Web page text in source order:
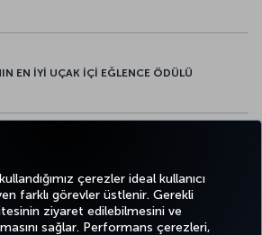
çerezler ideal kullanıcı
farklı görevler üstlenir. Gerekli
ziyaret edilebilmesini ve
sağlar. Performans çerezleri,
EN İYİ UÇAK İÇİ EĞLENCE ÖDÜLÜ